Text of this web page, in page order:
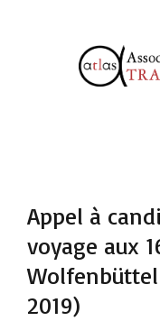
Appel à
voyage aux
2019)